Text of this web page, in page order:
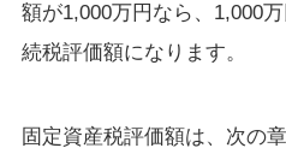
額が1,000万円なら、1,000
続税評価額になります。
固定資産税評価額は、次の